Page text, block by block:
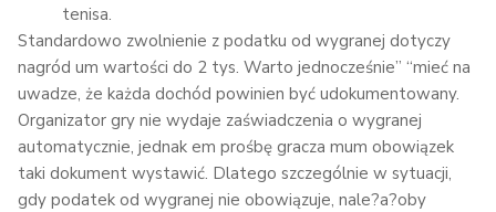
tenisa.
Standardowo zwolnienie z podatku od wygranej dotyczy
nagród um wartości do 2 tys. Warto jednocześnie” “mieć na
uwadze, że każda dochód powinien być udokumentowany.
Organizator gry nie wydaje zaświadczenia o wygranej
automatycznie, jednak em prośbę gracza mum obowiązek
taki dokument wystawić. Dlatego szczególnie w sytuacji,
gdy podatek od wygranej nie obowiązuje, nale?a?oby